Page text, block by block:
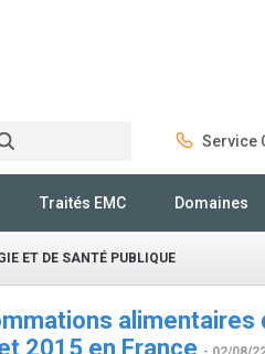
Service
Traités EMC Domaines
ET DE SANTÉ PUBLIQUE
2015 en France